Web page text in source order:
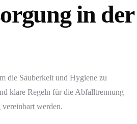
in der
die Sauberkeit und Hygiene zu
klare Regeln für die Abfalltrennung
werden.